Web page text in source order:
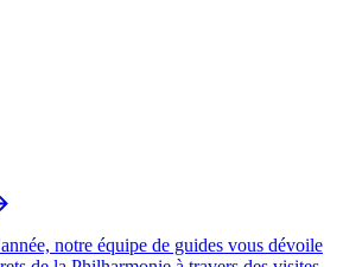
notre équipe de guides vous dévoile